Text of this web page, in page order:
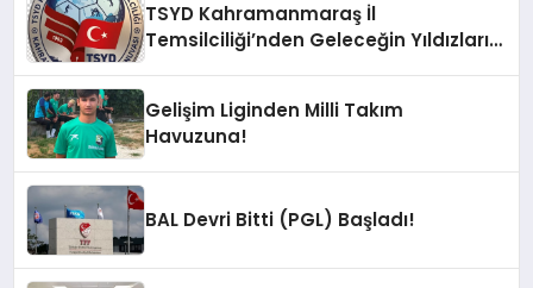
TSYD Kahramanmaraş İl
Temsilciliği’nden Geleceğin Yıldızları
Başlıyor
Gelişim Liginden Milli Takım
Havuzuna!
BAL Devri Bitti (PGL) Başladı!